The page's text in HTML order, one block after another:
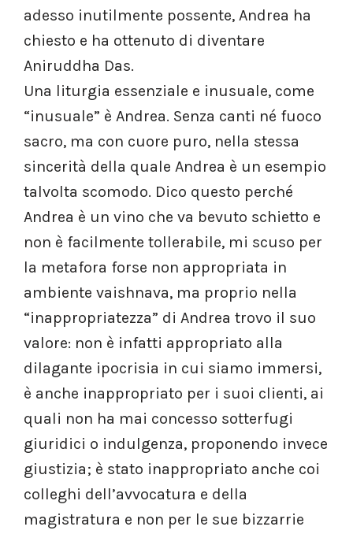
adesso inutilmente possente, Andrea ha
chiesto e ha ottenuto di diventare
Aniruddha Das.
Una liturgia essenziale e inusuale, come
“inusuale” è Andrea. Senza canti né fuoco
sacro, ma con cuore puro, nella stessa
sincerità della quale Andrea è un esempio
talvolta scomodo. Dico questo perché
Andrea è un vino che va bevuto schietto e
non è facilmente tollerabile, mi scuso per
la metafora forse non appropriata in
ambiente vaishnava, ma proprio nella
“inappropriatezza” di Andrea trovo il suo
valore: non è infatti appropriato alla
dilagante ipocrisia in cui siamo immersi,
è anche inappropriato per i suoi clienti, ai
quali non ha mai concesso sotterfugi
giuridici o indulgenza, proponendo invece
giustizia; è stato inappropriato anche coi
colleghi dell’avvocatura e della
magistratura e non per le sue bizzarrie